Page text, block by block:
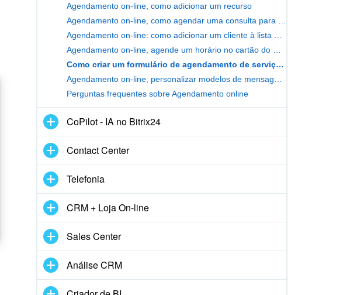
Agendamento on-line, como adicionar um recurso
Como criar um formulário de agendamento de serviços para clientes
Perguntas frequentes sobre Agendamento online
CoPilot - IA no Bitrix24
Contact Center
Telefonia
CRM + Loja On-line
Sales Center
Análise CRM